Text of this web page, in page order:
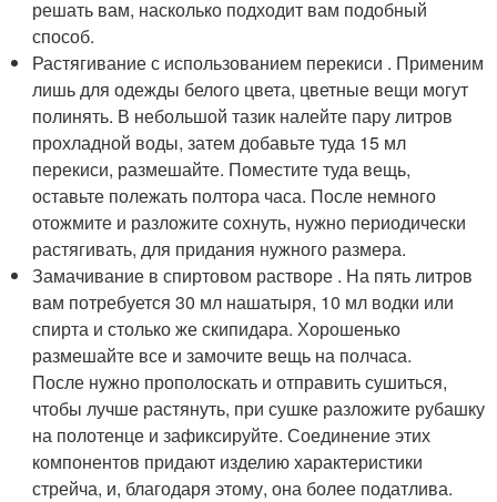
решать вам, насколько подходит вам подобный
способ.
Растягивание с использованием перекиси . Применим
лишь для одежды белого цвета, цветные вещи могут
полинять. В небольшой тазик налейте пару литров
прохладной воды, затем добавьте туда 15 мл
перекиси, размешайте. Поместите туда вещь,
оставьте полежать полтора часа. После немного
отожмите и разложите сохнуть, нужно периодически
растягивать, для придания нужного размера.
Замачивание в спиртовом растворе . На пять литров
вам потребуется 30 мл нашатыря, 10 мл водки или
спирта и столько же скипидара. Хорошенько
размешайте все и замочите вещь на полчаса.
После нужно прополоскать и отправить сушиться,
чтобы лучше растянуть, при сушке разложите рубашку
на полотенце и зафиксируйте. Соединение этих
компонентов придают изделию характеристики
стрейча, и, благодаря этому, она более податлива.